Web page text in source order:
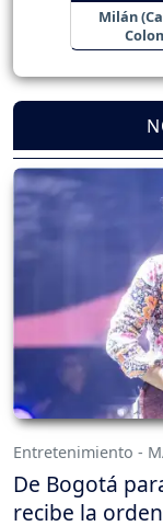
Milán
Entretenimiento -
De Bogotá
recibe la